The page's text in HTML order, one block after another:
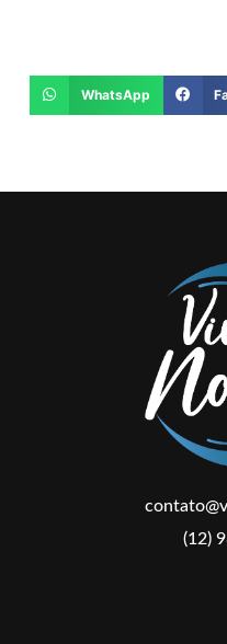
WhatsApp
(12)